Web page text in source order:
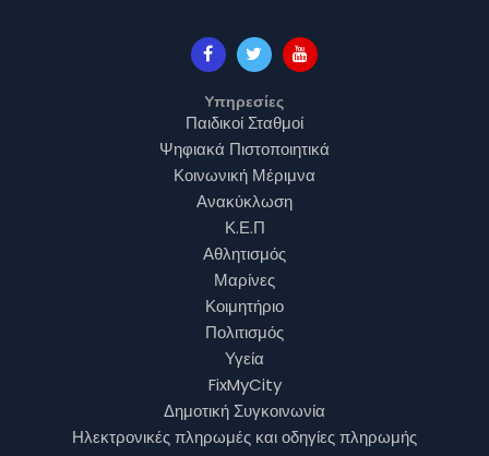
Yπηρεσίες
Παιδικοί Σταθμοί
Ψηφιακά Πιστοποιητικά
Κοινωνική Μέριμνα
Ανακύκλωση
Κ.Ε.Π
Αθλητισμός
Μαρίνες
Κοιμητήριο
Πολιτισμός
Υγεία
FixMyCity
Δημοτική Συγκοινωνία
Ηλεκτρονικές πληρωμές και οδηγίες πληρωμής